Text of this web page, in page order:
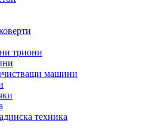
триони
машини
техника